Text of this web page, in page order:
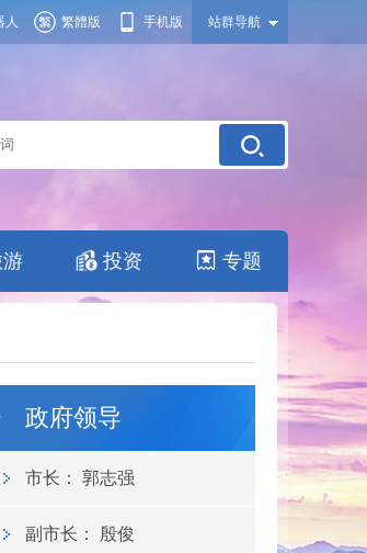
站群导航
人 繁體版 手机版
投资 专题
政府领导
市长： 郭志强
副市长： 殷俊